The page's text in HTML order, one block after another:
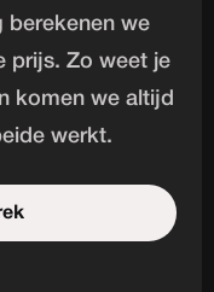
berekenen we
prijs. Zo weet je
komen we altijd
werkt.